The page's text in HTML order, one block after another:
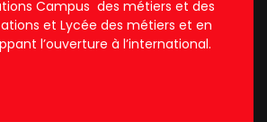
Campus des métiers et des
et Lycée des métiers et en
l’ouverture à l’international.